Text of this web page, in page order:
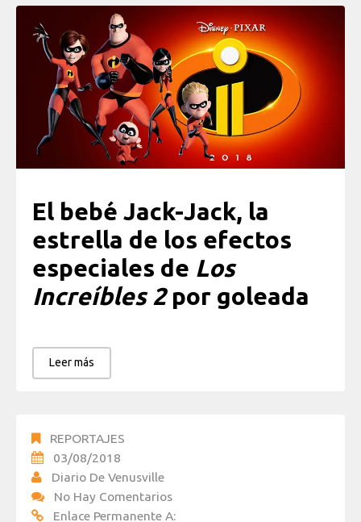
El bebé Jack-Jack, la
estrella de los efectos
especiales de Los
Increíbles 2por goleada
Leer más
REPORTAJES
03/08/2018
Diario De Venusville
No Hay Comentarios
Enlace Permanente A: